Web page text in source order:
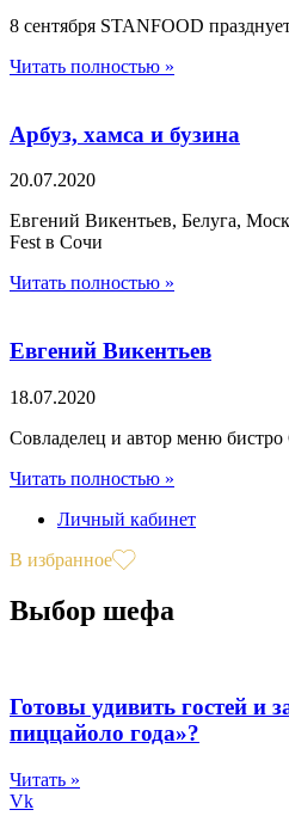
8 cентября STANFOOD
Читать полностью »
Арбуз, хамса и бузина
20.07.2020
Евгений Викентьев, Белуга,
Fest в Сочи
Читать полностью »
Евгений Викентьев
18.07.2020
Совладелец и автор меню
Читать полностью »
Личный кабинет
В избранное
Выбор шефа
Готовы удивить гостей и
пиццайоло года»?
Читать »
Vk